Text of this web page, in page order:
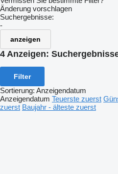
Änderung vorschlagen
Suchergebnisse:
-
anzeigen
4 Anzeigen:
Filter
Sortierung: Anzeigendatum
Anzeigendatum Teuerste zuerst
zuerst Baujahr - älteste zuerst